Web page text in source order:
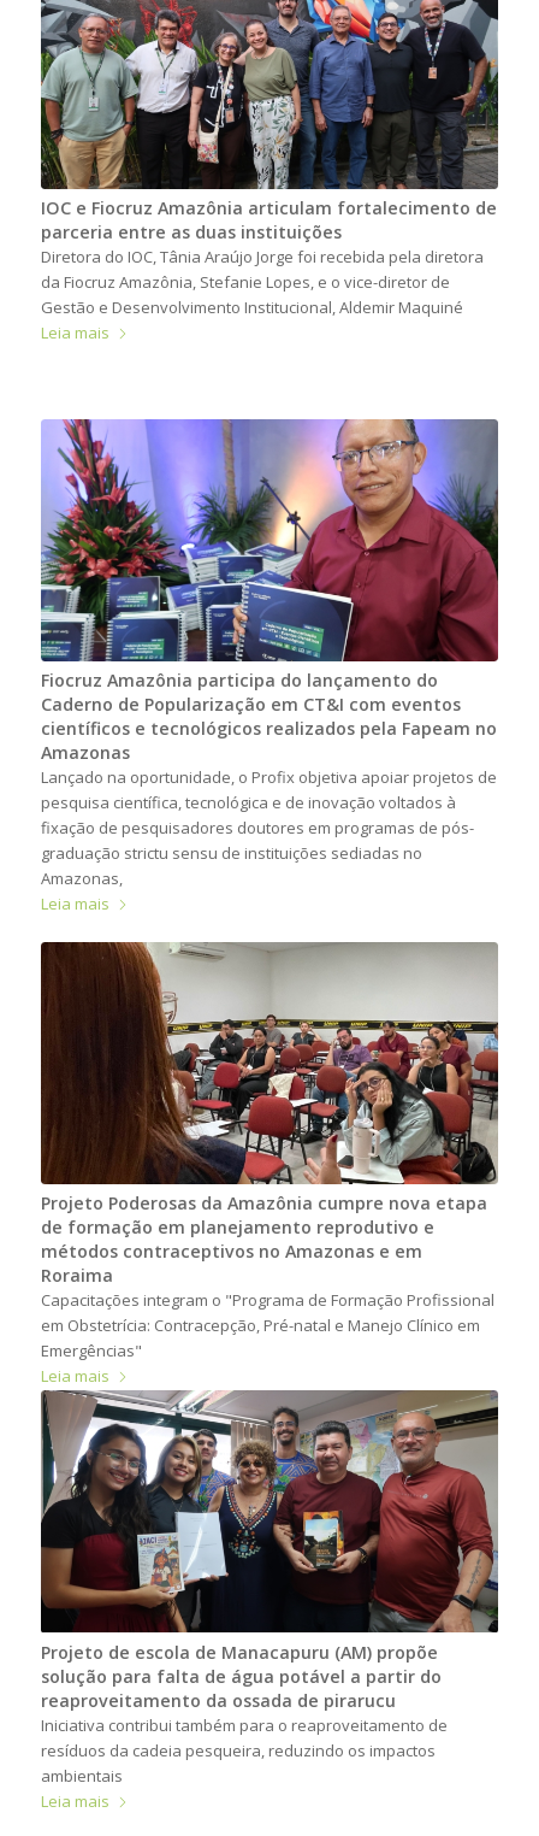
IOC e Fiocruz Amazônia articulam fortalecimento de
parceria entre as duas instituições
Diretora do IOC, Tânia Araújo Jorge foi recebida pela diretora
da Fiocruz Amazônia, Stefanie Lopes, e o vice-diretor de
Gestão e Desenvolvimento Institucional, Aldemir Maquiné
Leia mais
Fiocruz Amazônia participa do lançamento do
Caderno de Popularização em CT&I com eventos
científicos e tecnológicos realizados pela Fapeam no
Amazonas
Lançado na oportunidade, o Profix objetiva apoiar projetos de
pesquisa científica, tecnológica e de inovação voltados à
fixação de pesquisadores doutores em programas de pós-
graduação strictu sensu de instituições sediadas no
Amazonas,
Leia mais
Projeto Poderosas da Amazônia cumpre nova etapa
de formação em planejamento reprodutivo e
métodos contraceptivos no Amazonas e em
Roraima
Capacitações integram o "Programa de Formação Profissional
em Obstetrícia: Contracepção, Pré-natal e Manejo Clínico em
Emergências"
Leia mais
Projeto de escola de Manacapuru (AM) propõe
solução para falta de água potável a partir do
reaproveitamento da ossada de pirarucu
Iniciativa contribui também para o reaproveitamento de
resíduos da cadeia pesqueira, reduzindo os impactos
ambientais
Leia mais